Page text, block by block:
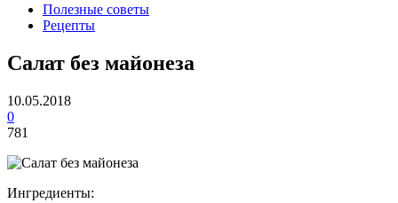
Полезные советы
Рецепты
Салат без майонеза
10.05.2018
0
781
Ингредиенты: